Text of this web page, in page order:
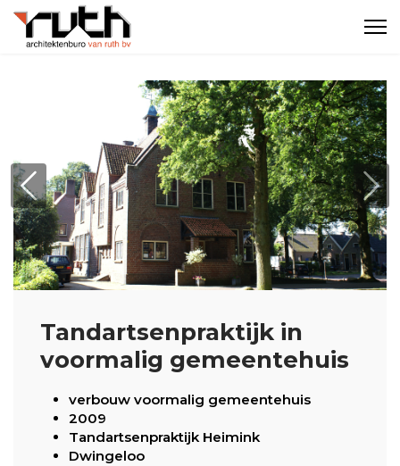
Previous
Tandartsenpraktijk in
voormalig gemeentehuis
verbouw voormalig gemeentehuis
2009
Tandartsenpraktijk Heimink
Dwingeloo